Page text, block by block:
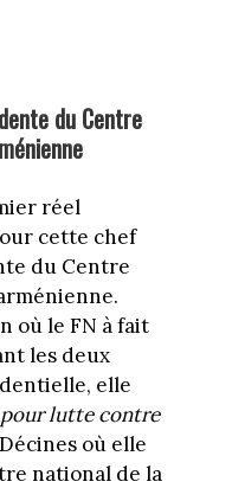
du Centre
réel
cette chef
du Centre
où le FN à fait
les deux
elle
pour lutte contre
où elle
national de la